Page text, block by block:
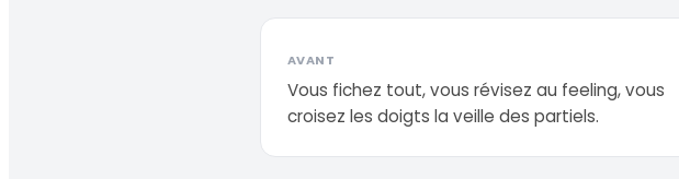
AVANT
Vous fichez tout, vous révisez au feeling, vous
croisez les doigts la veille des partiels.